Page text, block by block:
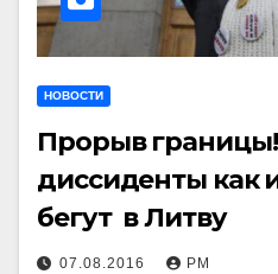
НОВОСТИ
Прорыв границы!
диссиденты как
бегут в Литву
07.08.2016 РМ